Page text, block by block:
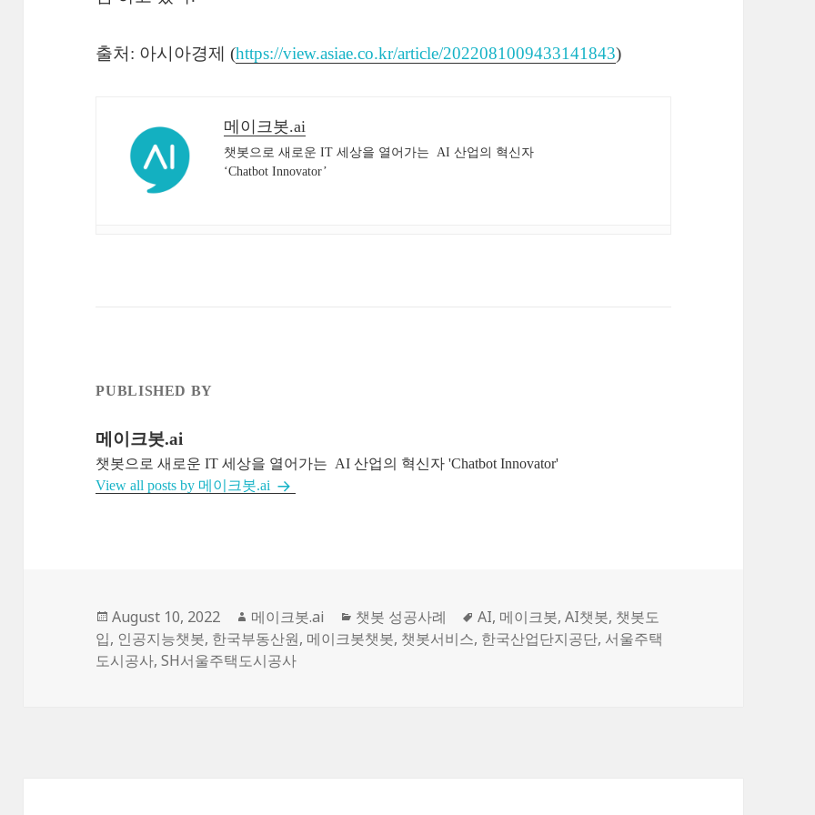
출처: 아시아경제 (https://view.asiae.co.kr/article/2022081009433141843)
메이크봇.ai
챗봇으로 새로운 IT 세상을 열어가는 AI 산업의 혁신자
‘Chatbot Innovator’
PUBLISHED BY
메이크봇.ai
챗봇으로 새로운 IT 세상을 열어가는 AI 산업의 혁신자 'Chatbot Innovator'
View all posts by 메이크봇.ai
Posted
on
August 10, 2022 Author
메이크봇.ai Categories
챗봇 성공사례 Tags
AI, 메이크봇,AI챗봇, 챗봇도
입, 인공지능챗봇, 한국부동산원, 메이크봇챗봇, 챗봇서비스, 한국산업단지공단, 서울주택
도시공사,SH서울주택도시공사